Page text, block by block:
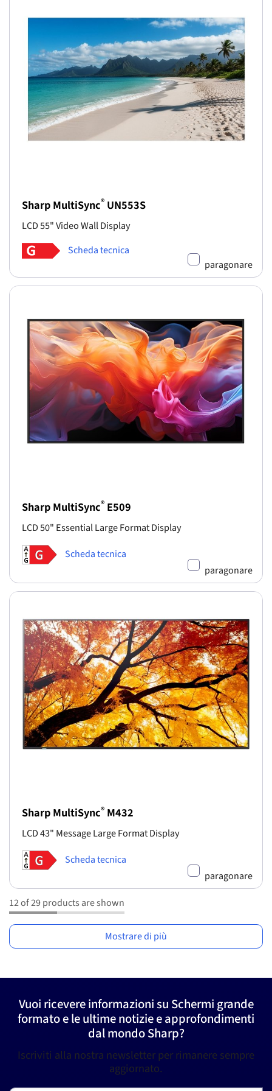
Sharp MultiSync® UN553S
LCD 55" Video Wall Display
Scheda tecnica
paragonare
Sharp MultiSync® E509
LCD 50" Essential Large Format Display
Scheda tecnica
paragonare
Sharp MultiSync® M432
LCD 43" Message Large Format Display
Scheda tecnica
paragonare
12 of 29 products are shown
Mostrare di più
Vuoi ricevere informazioni su Schermi grande
formato e le ultime notizie e approfondimenti
dal mondo Sharp?
Iscriviti alla nostra newsletter per rimanere sempre
aggiornato.